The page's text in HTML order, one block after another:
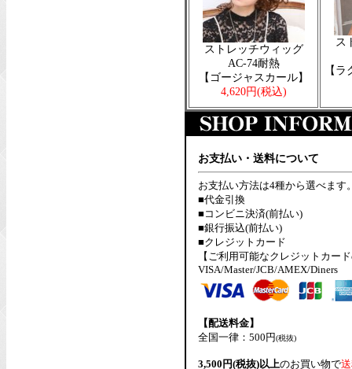
ストレッチウィッグ
AC-74耐熱
【ゴージャスカール】
4,620円(税込)
ス
【
お支払い・送料について
お支払い方法は4種から選べます
■代金引換
■コンビニ決済(前払い)
■銀行振込(前払い)
■クレジットカード
【ご利用可能なクレジットカー
VISA/Master/JCB/AMEX/Diners
【配送料金】
全国一律：500円(税抜)
3,500円(税抜)以上のお買い物で